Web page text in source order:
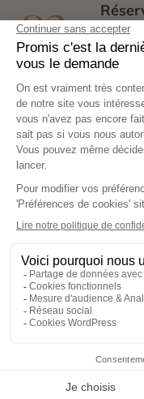
03
qu’à
04
Votre
Sur
Ces
aussi vous